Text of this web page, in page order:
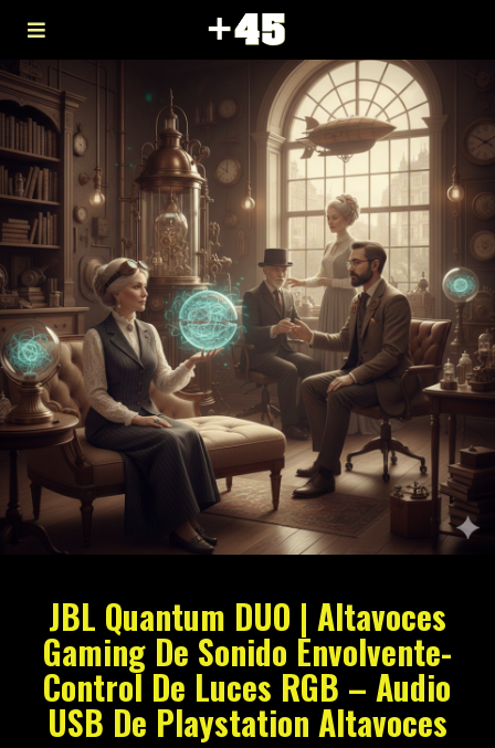
JBL Quantum DUO | Altavoces
Gaming De Sonido Envolvente-
Control De Luces RGB – Audio
USB De Playstation Altavoces